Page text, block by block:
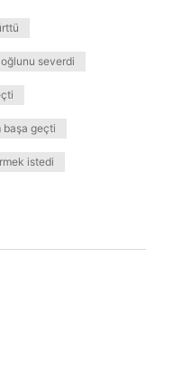
severdi
başa geçti
istedi